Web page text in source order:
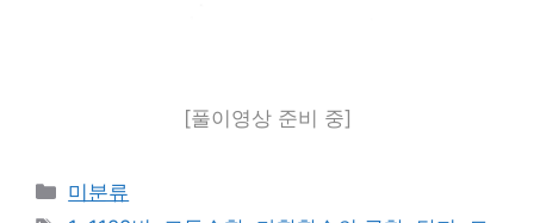
[풀이영상 준비 중]
카
테
미분류